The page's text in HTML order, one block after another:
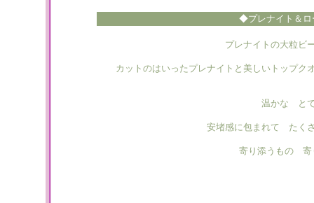
◆プレナイト＆ロ
プレナイトの大粒ビ
カットのはいったプレナイトと美しいトップク
温かな と
安堵感に包まれて たく
寄り添うもの 寄